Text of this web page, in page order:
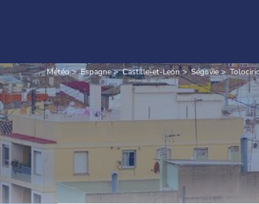
Météo Espagne Castille-et-León Ségovie Tolocirio